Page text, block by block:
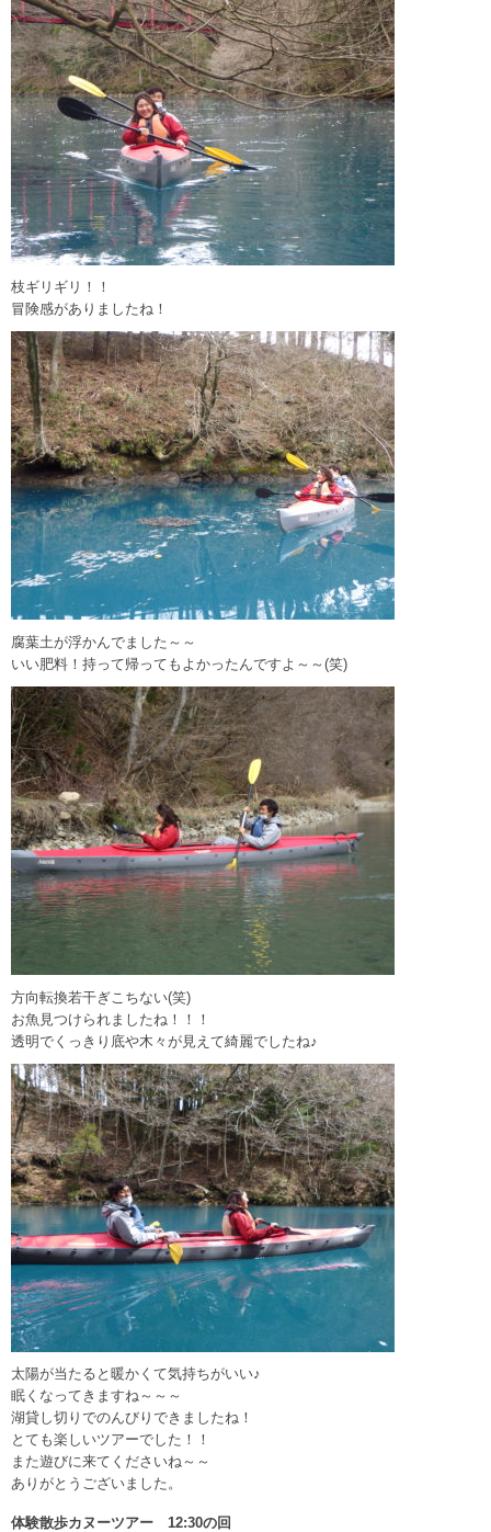
枝ギリギリ！！
冒険感がありましたね！
腐葉土が浮かんでました～～
いい肥料！持って帰ってもよかったんですよ～～(笑)
方向転換若干ぎこちない(笑)
お魚見つけられましたね！！！
透明でくっきり底や木々が見えて綺麗でしたね♪
太陽が当たると暖かくて気持ちがいい♪
眠くなってきますね～～～
湖貸し切りでのんびりできましたね！
とても楽しいツアーでした！！
また遊びに来てくださいね～～
ありがとうございました。
体験散歩カヌーツアー 12:30の回